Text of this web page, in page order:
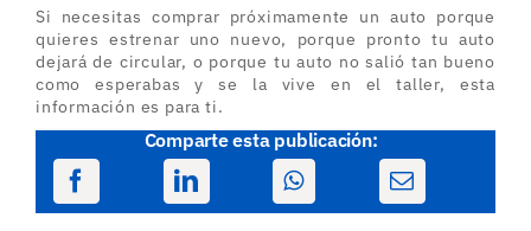
Si necesitas comprar próximamente un auto porque
quieres estrenar uno nuevo, porque pronto tu auto
dejará de circular, o porque tu auto no salió tan bueno
como esperabas y se la vive en el taller, esta
información es para ti.
Comparte esta publicación: